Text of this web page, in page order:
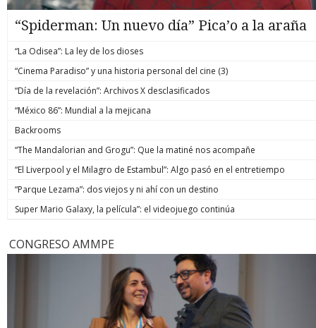
“Spiderman: Un nuevo día” Pica’o a la araña
“La Odisea”: La ley de los dioses
“Cinema Paradiso” y una historia personal del cine (3)
“Día de la revelación”: Archivos X desclasificados
“México 86”: Mundial a la mejicana
Backrooms
“The Mandalorian and Grogu”: Que la matiné nos acompañe
“El Liverpool y el Milagro de Estambul”: Algo pasó en el entretiempo
“Parque Lezama”: dos viejos y ni ahí con un destino
Super Mario Galaxy, la película”: el videojuego continúa
CONGRESO AMMPE